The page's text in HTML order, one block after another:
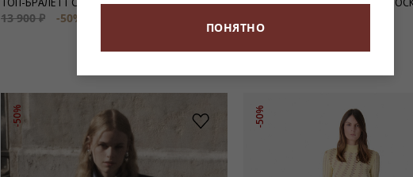
13 900 ₽
-50%
-50% -50%
ПОНЯТНО